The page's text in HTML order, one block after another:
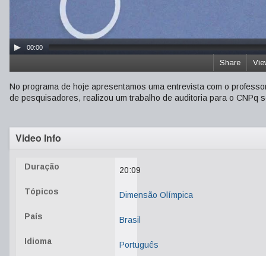
00:00
Share
No programa de hoje apresentamos uma entrevista com o
de pesquisadores, realizou um trabalho de auditoria para o
Video Info
Duração 20:09
Tópicos Dimensão Olímpica
País Brasil
Idioma Português